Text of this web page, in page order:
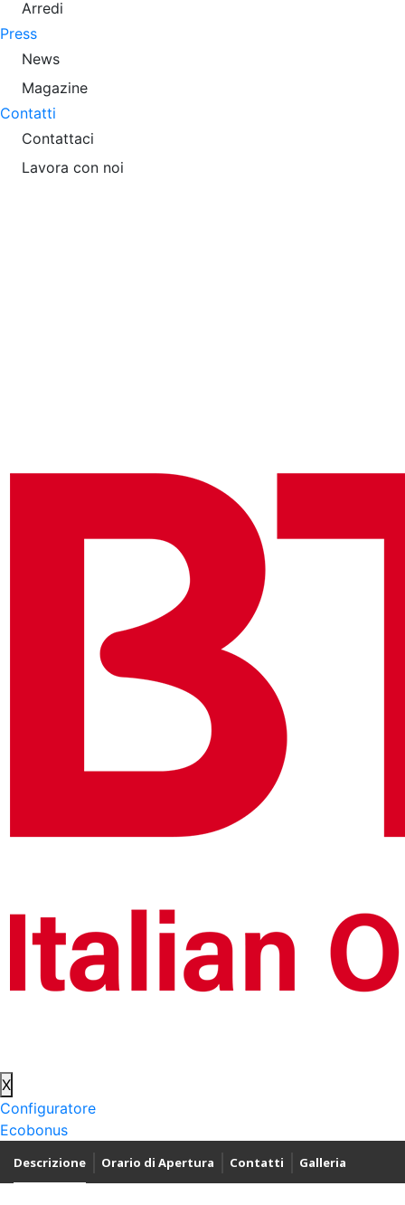
Arredi
Press
News
Magazine
Contatti
Contattaci
Lavora con noi
X
Configuratore
Ecobonus
Descrizione Orario di Apertura Contatti Galleria